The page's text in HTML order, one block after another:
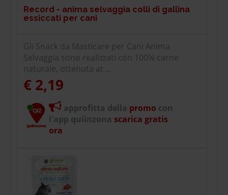
Record - anima selvaggia colli di gallina
essiccati per cani
Gli Snack da Masticare per Cani Anima
Selvaggia sono realizzati con 100% carne
naturale, ottenuta at ...
€ 2,19
approfitta della promo con
l'app quiinzona scarica gratis
ora